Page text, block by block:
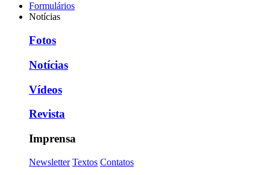
Formulários
Notícias
Fotos
Notícias
Vídeos
Revista
Imprensa
Newsletter Textos Contatos